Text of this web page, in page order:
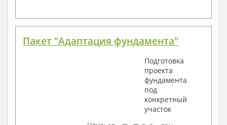
Пакет "Адаптация фундамента"
Подготовка
проекта
фундамента
под
конкретный
участок